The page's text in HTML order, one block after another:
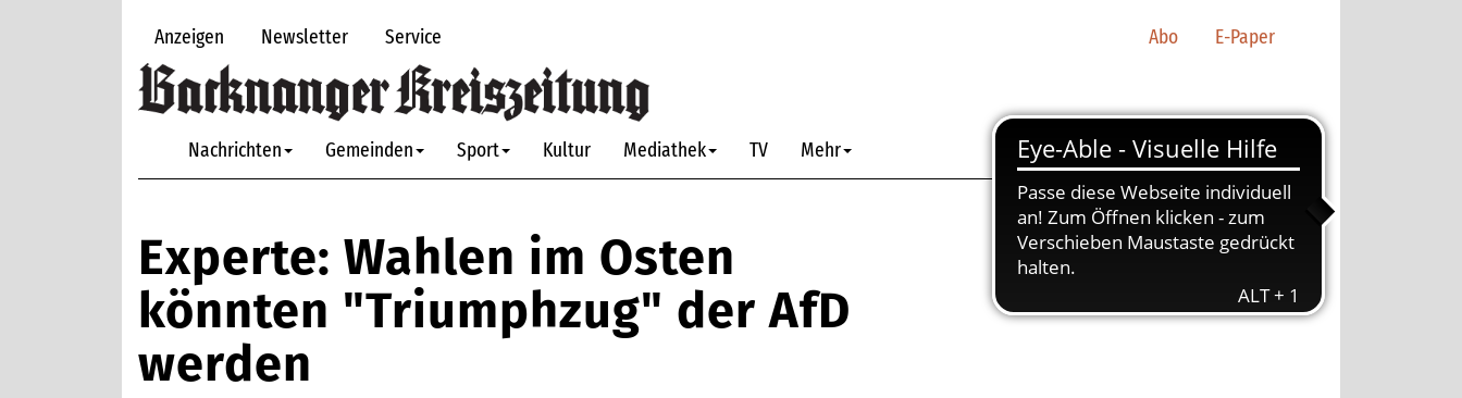
Anzeigen Newsletter Service Abo E-Paper
Nachrichten Gemeinden Sport Kultur Mediathek TV Mehr
Experte: Wahlen im Osten
könnten "Triumphzug" der AfD
werden